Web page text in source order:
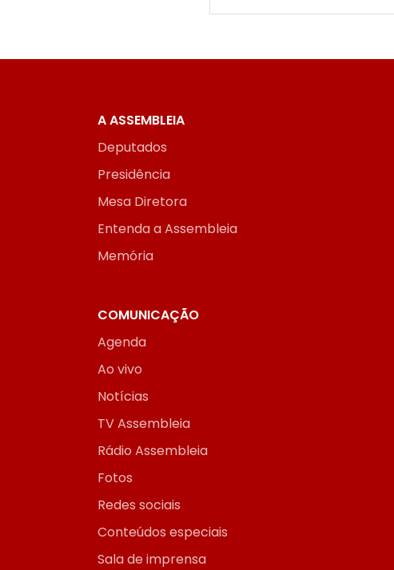
A ASSEMBLEIA
Deputados
Presidência
Mesa Diretora
Entenda a Assembleia
Memória
COMUNICAÇÃO
Agenda
Ao vivo
Notícias
TV Assembleia
Rádio Assembleia
Fotos
Redes sociais
Conteúdos especiais
Sala de imprensa